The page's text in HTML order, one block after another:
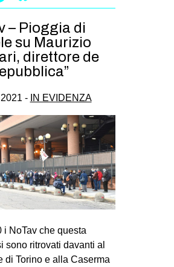
– Pioggia di
su Maurizio
direttore de
- IN EVIDENZA
i NoTav che questa
sono ritrovati davanti al
di Torino e alla Caserma